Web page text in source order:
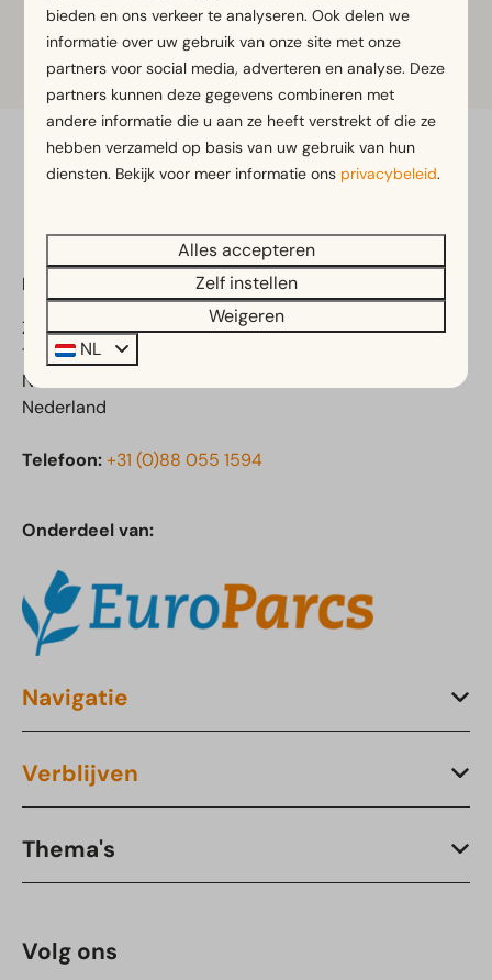
Meer informatie
Veilig betalen
EuroParcs Spaarnwoude
Zuiderweg 2
1165 NA Halfweg
Noord-Holland
Nederland
Telefoon:+31 (0)88 055 1594
Onderdeel van:
Navigatie
Verblijven
Thema's
Volg ons
bieden en ons verkeer te analyseren. Ook delen we
informatie over uw gebruik van onze site met onze
partners voor social media, adverteren en analyse. Deze
partners kunnen deze gegevens combineren met
andere informatie die u aan ze heeft verstrekt of die ze
hebben verzameld op basis van uw gebruik van hun
diensten. Bekijk voor meer informatie ons privacybeleid.
Alles accepteren
Zelf instellen
Weigeren
NL